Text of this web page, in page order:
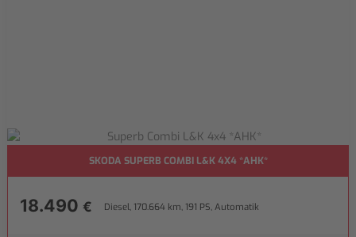
SKODA SUPERB COMBI L&K 4X4 *AHK*
18.490 € Diesel, 170.664 km, 191 PS, Automatik